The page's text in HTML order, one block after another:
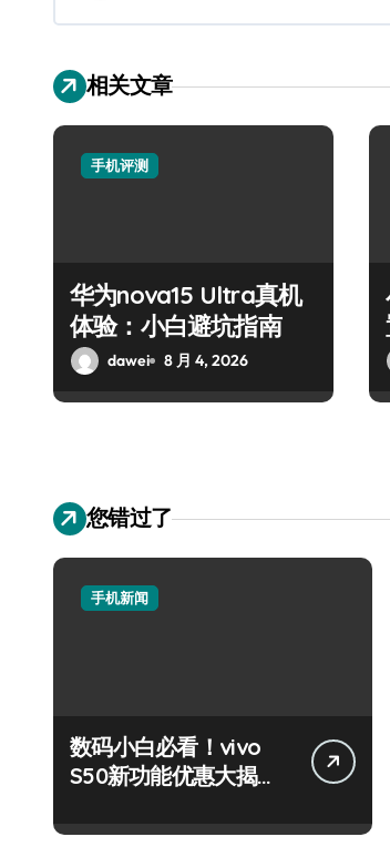
相关文章
手机评测
华为nova15 Ultra真机
体验：小白避坑指南
dawei 8 月 4, 2026
您错过了
手机新闻
数码小白必看！vivo
S50新功能优惠大揭